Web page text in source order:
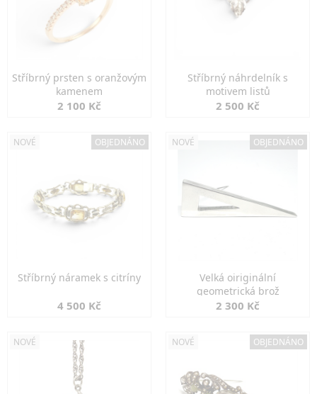
Stříbrný prsten s oranžovým
kamenem
2 100 Kč
Stříbrný náhrdelník s
motivem listů
2 500 Kč
NOVÉ OBJEDNÁNO
Stříbrný náramek s citríny
4 500 Kč
NOVÉ OBJEDNÁNO
Velká oiriginální
geometrická brož
2 300 Kč
NOVÉ NOVÉ OBJEDNÁNO